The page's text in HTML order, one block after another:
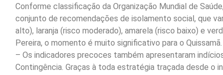
Conforme classificação da Organização Mundial de
conjunto de recomendações de isolamento social, que
alto), laranja (risco moderado), amarela (risco baixo) e
Pereira, o momento é muito significativo para o
– Os indicadores precoces também apresentaram
Contingência. Graças à toda estratégia traçada desde o